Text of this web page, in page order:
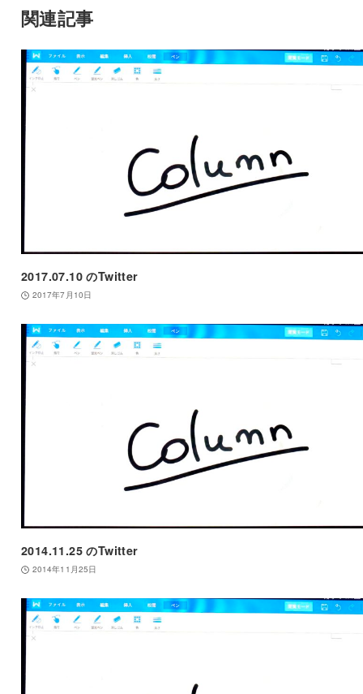
関連記事
2017.07.10 のTwitter
2017年7月10日
2014.11.25 のTwitter
2014年11月25日